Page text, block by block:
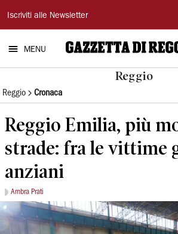
Gazzetta
di
Reggio
Iscriviti alle Newsletter
MENU
Reggio
Reggio Cronaca
Reggio Emilia, più
strade: fra le vittime
anziani
Ambra Prati